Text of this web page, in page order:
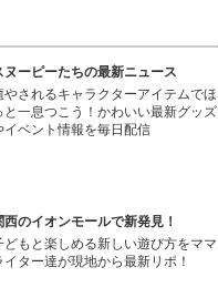
ヌーピーたちの最新ニュース
やされるキャラクターアイテムでほ
と一息つこう！かわいい最新グッズ
イベント情報を毎日配信
西のイオンモールで新発見！
どもと楽しめる新しい遊び方をママ
イター達が現地から最新リポ！